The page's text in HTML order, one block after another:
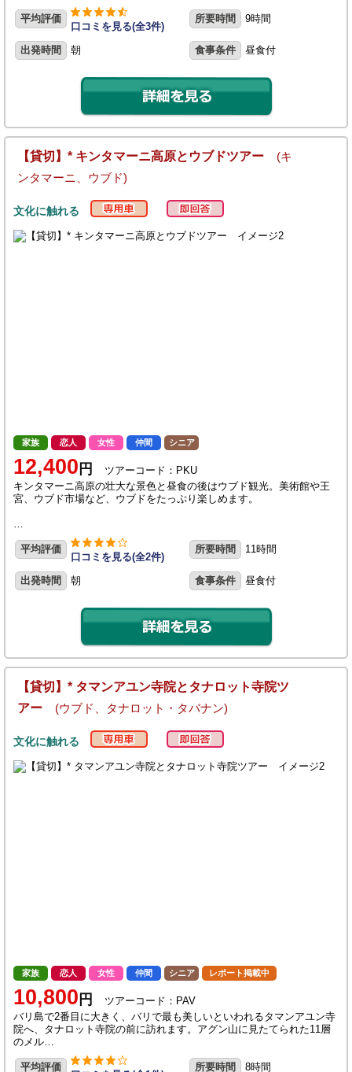
平均評価
口コミを見る(全3件)
所要時間 9時間
出発時間 朝 食事条件 昼食付
【貸切】* キンタマーニ高原とウブドツアー (キ
ンタマーニ、ウブド)
文化に触れる
家族 恋人 女性 仲間 シニア
12,400 円
ツアーコード：PKU
キンタマーニ高原の壮大な景色と昼食の後はウブド観光。美術館や王
宮、ウブド市場など、ウブドをたっぷり楽しめます。
平均評価
口コミを見る(全2件)
所要時間 11時間
出発時間 朝 食事条件 昼食付
【貸切】* タマンアユン寺院とタナロット寺院ツ
アー (ウブド、タナロット・タバナン)
文化に触れる
家族 恋人 女性 仲間 シニア レポート掲載中
10,800 円
ツアーコード：PAV
バリ島で2番目に大きく、バリで最も美しいといわれるタマンアユン寺
院へ、タナロット寺院の前に訪れます。アグン山に見たてられた11層
のメル…
平均評価 所要時間 8時間